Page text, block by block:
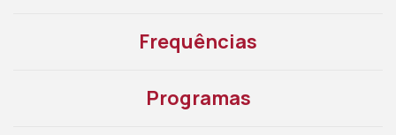
Frequências
Programas